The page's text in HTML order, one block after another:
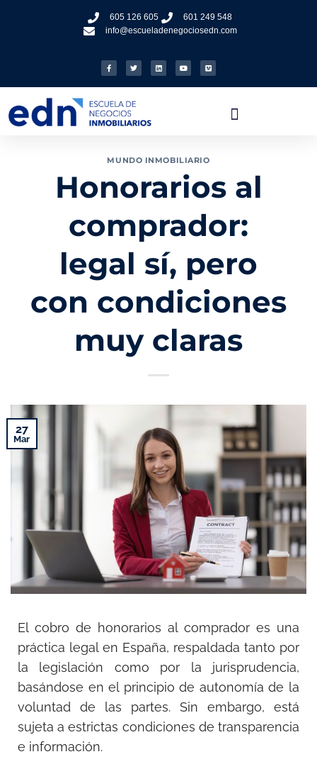
605 126 605
601 249 548
info@escueladenegociosedn.com
MUNDO INMOBILIARIO
Honorarios al
comprador:
legal sí, pero
con condiciones
muy claras
27
Mar
El cobro de honorarios al comprador es una
práctica legal en España, respaldada tanto por
la legislación como por la jurisprudencia,
basándose en el principio de autonomía de la
voluntad de las partes. Sin embargo, está
sujeta a estrictas condiciones de transparencia
e información.